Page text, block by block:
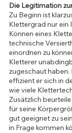
Die Legitimation
Zu Beginn ist
Klettergrad nur ein
Können eines
technische
einordnen zu
Kletterer
zugeschaut
effizient er sich in
wie viele
Zusätzlich
für seine
gut geeignet zu
in Frage kommen